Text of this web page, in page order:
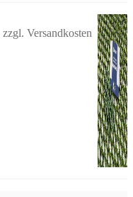
zzgl. Versandkosten